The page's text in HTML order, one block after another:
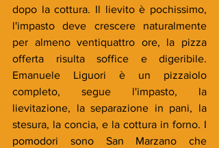
dopo la cottura. Il lievito è pochissimo,
l'impasto deve crescere naturalmente
per almeno ventiquattro ore, la pizza
offerta risulta soffice e digeribile.
Emanuele Liguori è un pizzaiolo
completo, segue l'impasto, la
lievitazione, la separazione in pani, la
stesura, la concia, e la cottura in forno. I
pomodori sono San Marzano che